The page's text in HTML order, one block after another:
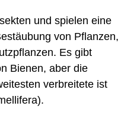
und spielen eine
von Pflanzen,
Es gibt
Bienen, aber die
verbreitete ist